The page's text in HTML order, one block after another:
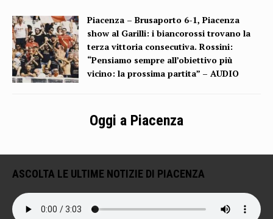
Piacenza – Brusaporto 6-1, Piacenza
show al Garilli: i biancorossi trovano la
terza vittoria consecutiva. Rossini:
“Pensiamo sempre all’obiettivo più
vicino: la prossima partita” – AUDIO
Oggi a Piacenza
ASCOLTA LE ULTIME NOTIZIE DI PIACENZA